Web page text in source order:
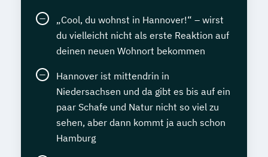
„Cool, du wohnst in Hannover!“ – wirst
du vielleicht nicht als erste Reaktion auf
deinen neuen Wohnort bekommen
Hannover ist mittendrin in
Niedersachsen und da gibt es bis auf ein
paar Schafe und Natur nicht so viel zu
sehen, aber dann kommt ja auch schon
Hamburg